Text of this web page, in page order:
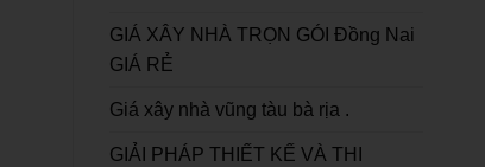
GIÁ XÂY NHÀ TRỌN GÓI Đồng Nai
GIÁ RẺ
Giá xây nhà vũng tàu bà rịa .
GIẢI PHÁP THIẾT KẾ VÀ THI